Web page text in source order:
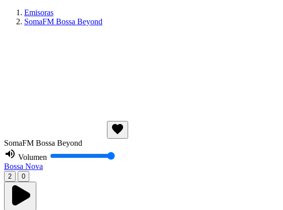
Emisoras
SomaFM Bossa Beyond
SomaFM Bossa Beyond
Volumen
Bossa Nova
2 0